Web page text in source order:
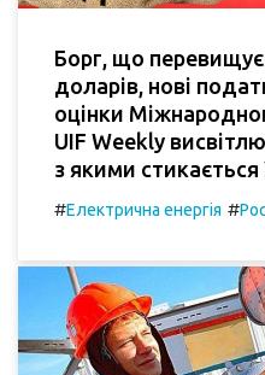
Борг, що перевищує
доларів, нові
оцінки
UIF Weekly
з якими стикається
#Електрична енергія #